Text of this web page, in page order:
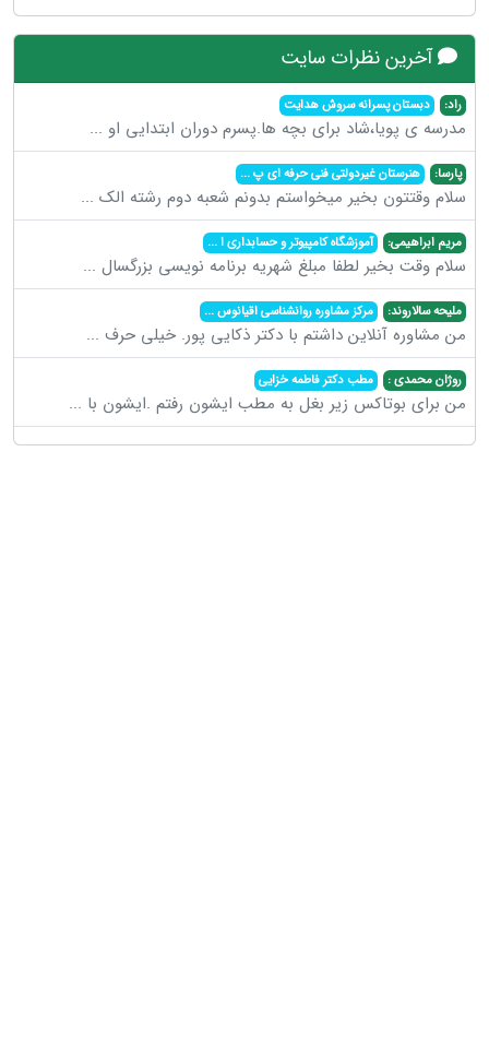
آخرین نظرات سایت
راد: دبستان پسرانه سروش هدایت
مدرسه ی پویا،شاد برای بچه ها.پسرم دوران ابتدایی او ...
پارسا: هنرستان غیردولتی فنی حرفه ای پ...
سلام وقتتون بخیر میخواستم بدونم شعبه دوم رشته الک ...
مریم ابراهیمی: آموزشگاه کامپیوتر و حسابداری ا...
سلام وقت بخیر لطفا مبلغ شهریه برنامه نویسی بزرگسال ...
ملیحه سالاروند: مرکز مشاوره روانشناسی اقیانوس...
من مشاوره آنلاین داشتم با دکتر ذکایی پور. خیلی حرف ...
روژان محمدی : مطب دکتر فاطمه خزایی
من برای بوتاکس زیر بغل به مطب ایشون رفتم .ایشون با ...